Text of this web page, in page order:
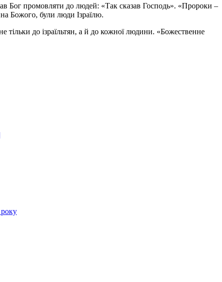
Бог промовляти до людей: «Так сказав Господь». «Пророки –
Божого, були люди Ізраїлю.
до ізраїльтян, а й до кожної людини. «Божественне